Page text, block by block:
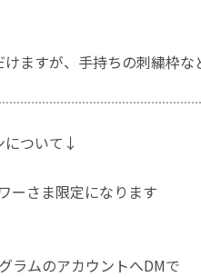
ますが、手持ちの刺繍枠
について↓
ーさま限定になります
ラムのアカウントへDMで